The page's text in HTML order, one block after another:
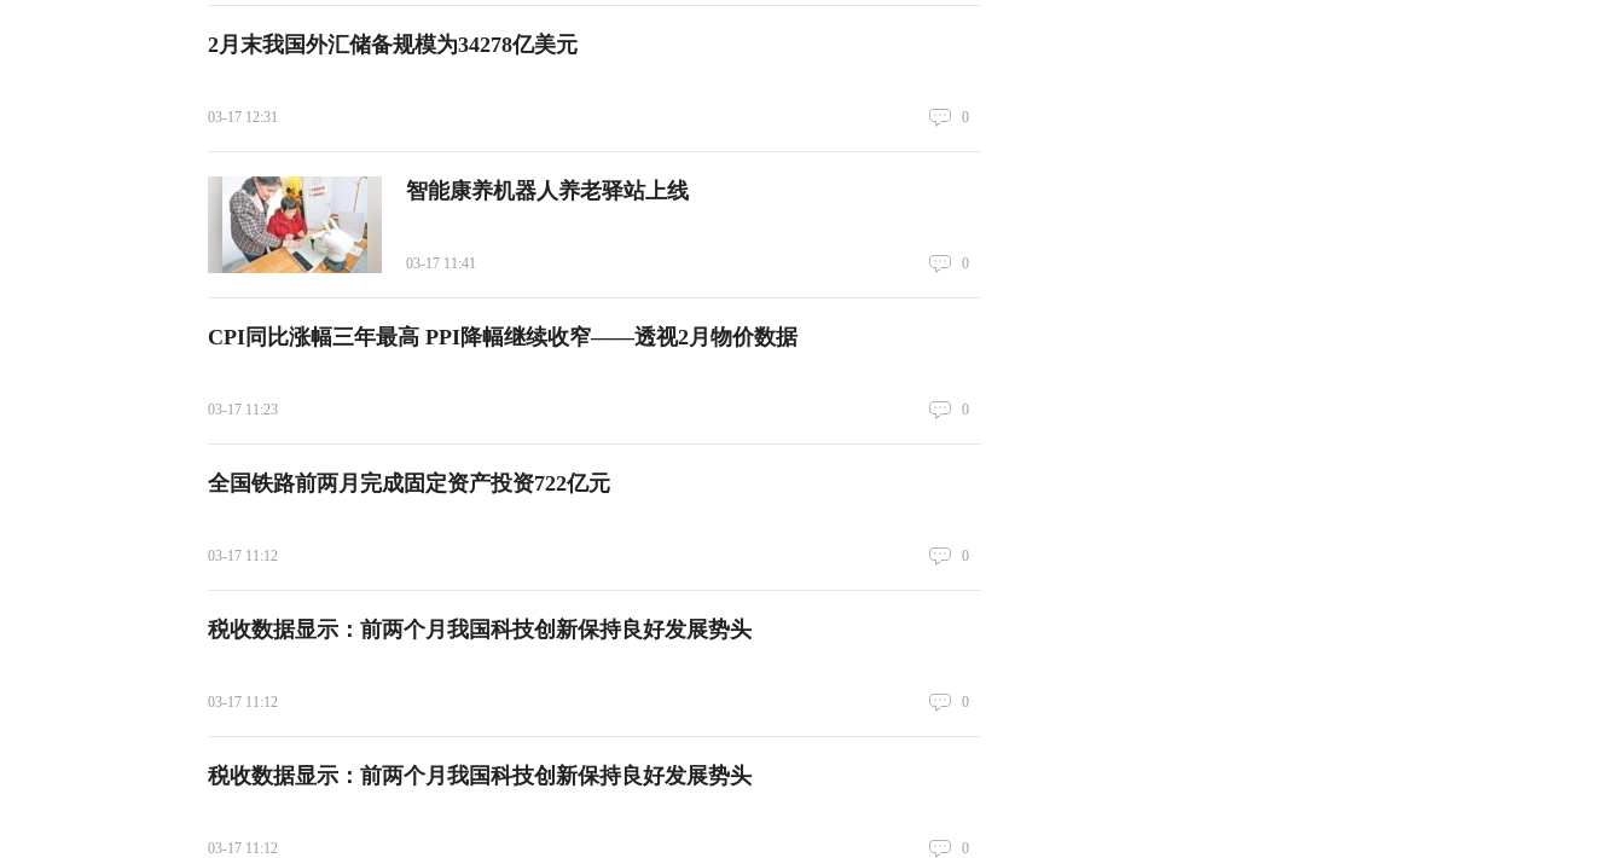
2月末我国外汇储备规模为34278亿美元
03-17 12:31 0
智能康养机器人养老驿站上线
03-17 11:41 0
CPI同比涨幅三年最高 PPI降幅继续收窄——透视2月物价数据
03-17 11:23 0
全国铁路前两月完成固定资产投资722亿元
03-17 11:12 0
税收数据显示：前两个月我国科技创新保持良好发展势头
03-17 11:12 0
税收数据显示：前两个月我国科技创新保持良好发展势头
03-17 11:12 0